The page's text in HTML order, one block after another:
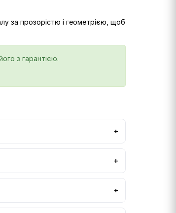
за прозорістю і геометрією, щоб
з гарантією.